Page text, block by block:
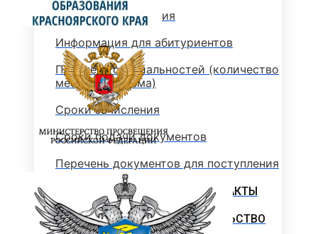
Стоимость обучения
Информация для абитуриентов
Перечень специальностей (количество
мест для приема)
Сроки зачисления
Сроки подачи документов
Перечень документов для поступления
ЛОКАЛЬНЫЕ НОРМАТИВНЫЕ АКТЫ
РОССИЙСКОЕ ЗАКОНОДАТЕЛЬСТВО